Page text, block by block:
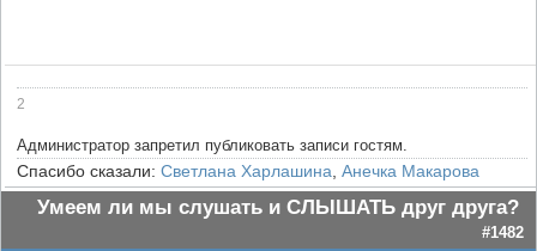
2
Администратор запретил публиковать записи гостям.
Спасибо сказали: Светлана Харлашина Анечка Макарова
Умеем ли мы слушать и СЛЫШАТЬ друг друга?
#1482